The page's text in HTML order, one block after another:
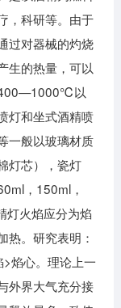
，科研等。由于
过对器械的灼烧
生的热量，可以
400—1000℃以
灯和坐式酒精喷
一般以玻璃材质
灯芯），瓷灯
，150ml，
灯火焰应分为焰
热。研究表明：
焰心。理论上一
外界大气充分接